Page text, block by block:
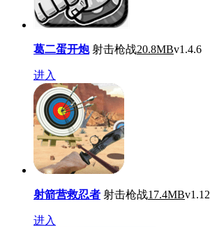
葛二蛋开炮 射击枪战20.8MBv1.4.6
进入
射箭营救忍者 射击枪战17.4MBv1.12
进入